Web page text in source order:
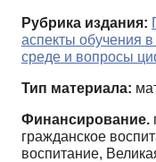
Рубрика издания:
аспекты обучения
среде и вопросы
Тип материала:
Финансирование.
гражданское
воспитание,